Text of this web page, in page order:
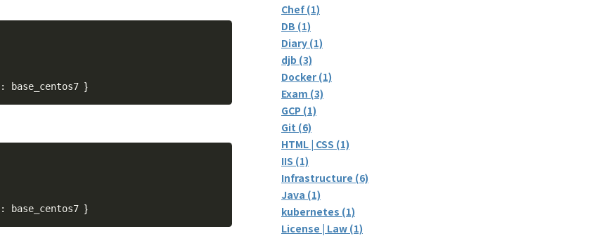
base_centos7 }
base_centos7 }
Chef (1)
DB (1)
Diary (1)
djb (3)
Docker (1)
Exam (3)
GCP (1)
Git (6)
HTML | CSS (1)
IIS (1)
Infrastructure (6)
Java (1)
kubernetes (1)
License | Law (1)